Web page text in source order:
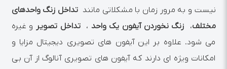
نیست و به مرور زمان با مشکلاتی مانند تداخل زنگ واحدهای
مختلف، زنگ نخوردن آیفون یک واحد ، تداخل تصویر و غیره
می شود. علاوه بر این آیفون های تصویری دیجیتال مزایا و
امکانات ویژه ای دارند که آیفون های تصویری آنالوگ از آن بی